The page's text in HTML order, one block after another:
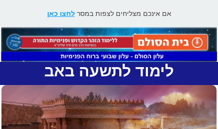
אם אינכם מצליחים לצפות במסרלחצו כאן
לימוד לתשעה באב